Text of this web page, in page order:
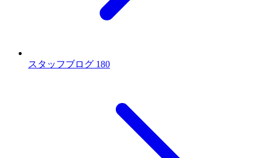
スタッフブログ 180